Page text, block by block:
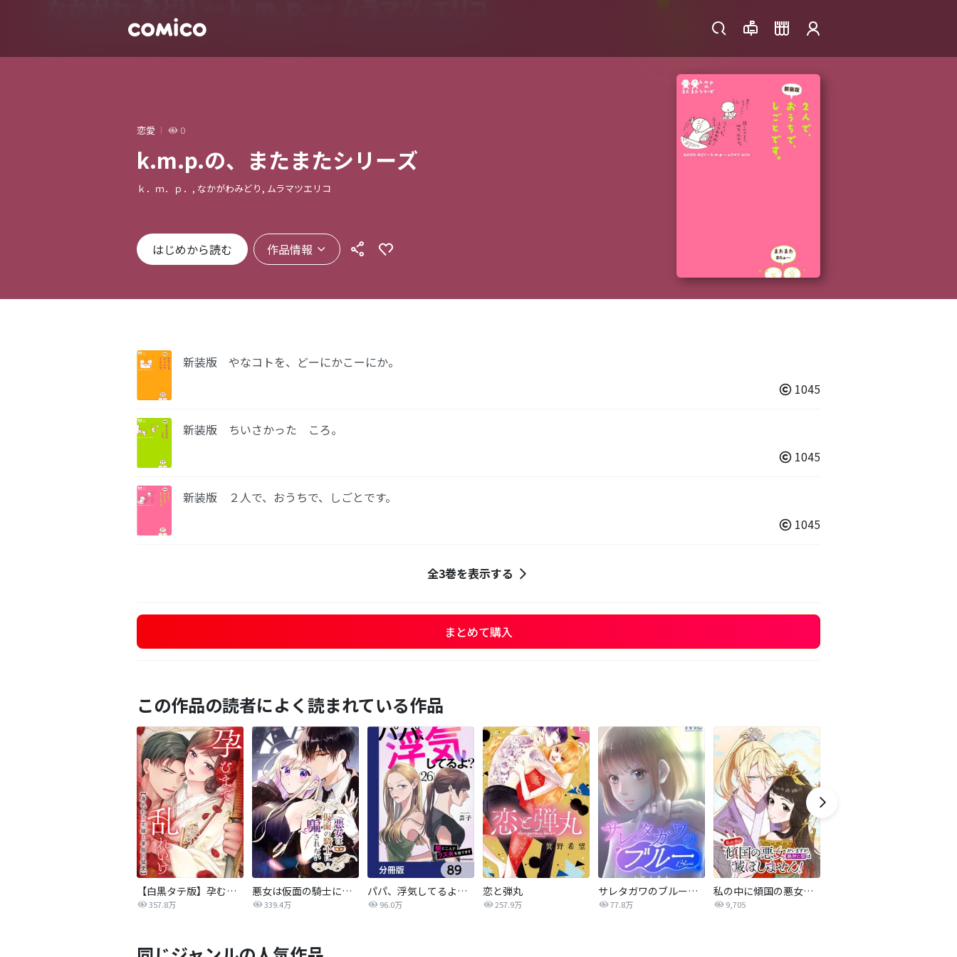
恋愛 0
k.m.p.の、またまたシリーズ
ｋ．ｍ．ｐ．, なかがわみどり, ムラマツエリコ
はじめから読む 作品情報
新装版 やなコトを、どーにかこーにか。
1045
新装版 ちいさかった ころ。
1045
新装版 ２人で、おうちで、しごとです。
1045
全3巻を表示する
まとめて購入
この作品の読者によく読まれている作品
【白黒タテ版】孕むまで乱れいけ～身代わり花嫁と軍服の猛愛
357.8万
悪女は仮面の騎士に騙されない
339.4万
パパ、浮気してるよ？娘と二人でクズ夫を捨てます【分冊版】
96.0万
恋と弾丸
257.9万
サレタガワのブルー【タテヨミ】
77.8万
私の中に傾国の悪女がいますが、絶対に国は滅ぼしません！【タテヨミ】
9,705